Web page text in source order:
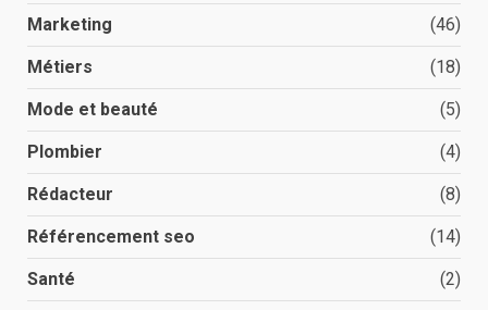
Marketing (46)
Métiers (18)
Mode et beauté (5)
Plombier (4)
Rédacteur (8)
Référencement seo (14)
Santé (2)